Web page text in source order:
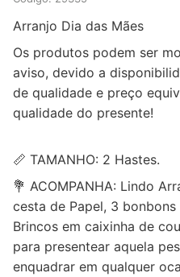
Arranjo Dia das Mães
Os produtos podem ser
aviso, devido a
de qualidade e preço
qualidade do presente!
📏 TAMANHO: 2 Hastes.
💐 ACOMPANHA: Lindo
cesta de Papel, 3
Brincos em caixinha de
para presentear aquela
enquadrar em qualquer